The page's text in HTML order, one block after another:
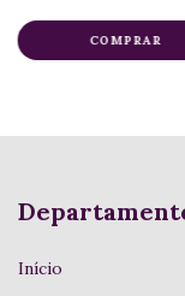
COMPRAR
Início